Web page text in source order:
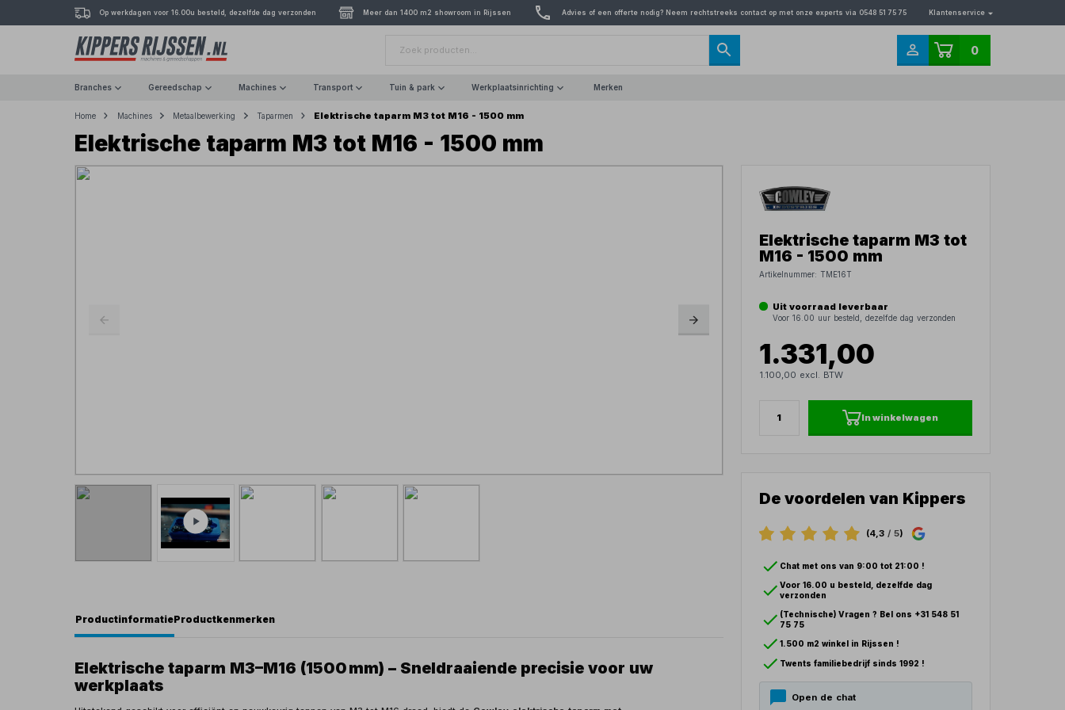
Op werkdagen voor 16.00u besteld, dezelfde dag verzonden Meer dan 1400 m2 showroom in Rijssen Advies of een offerte nodig? Neem rechtstreeks contact op met onze experts via 0548 51 75 75 Klantenservice
0
Branches Gereedschap Machines Transport Tuin & park Werkplaatsinrichting Merken
Home Machines Metaalbewerking Taparmen Elektrische taparm M3 tot M16 - 1500 mm
Elektrische taparm M3 tot M16 - 1500 mm
ProductinformatieProductkenmerken
Elektrische taparm M3–M16 (1500 mm) – Sneldraaiende precisie voor uw
werkplaats
Elektrische taparm M3 tot
M16 - 1500 mm
Artikelnummer: TME16T
Uit voorraad leverbaar
Voor 16.00 uur besteld, dezelfde dag verzonden
1.331,00
1.100,00 excl. BTW
In winkelwagen
De voordelen van Kippers
(4,3/ 5)
Chat met ons van 9:00 tot 21:00 !
Voor 16.00 u besteld, dezelfde dag
verzonden
(Technische) Vragen ? Bel ons +31 548 51
75 75
1.500 m2 winkel in Rijssen !
Twents familiebedrijf sinds 1992 !
Open de chat